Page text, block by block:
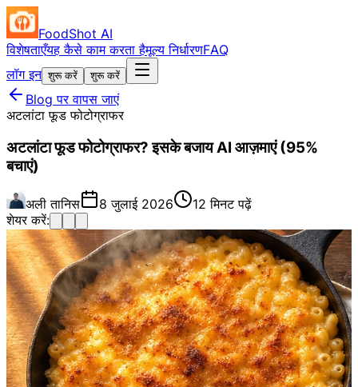
FoodShot AI
विशेषताएँयह कैसे काम करता हैमूल्य निर्धारणFAQ
लॉग इन शुरू करें शुरू करें
Blog पर वापस जाएं
अटलांटा फूड फोटोग्राफर
अटलांटा फूड फोटोग्राफर? इसके बजाय AI आज़माएं (95%
बचाएं)
अली तानिस 8 जुलाई 2026
12 मिनट पढ़ें
शेयर करें: